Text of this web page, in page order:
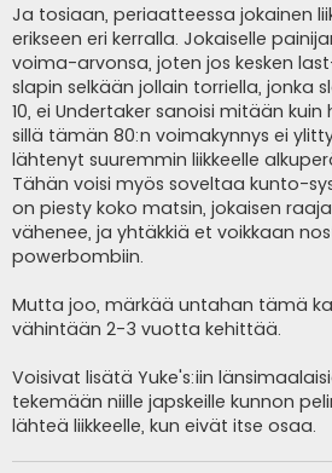
Ja tosiaan, periaatteessa jokainen
erikseen eri kerralla. Jokaiselle
voima-arvonsa, joten jos kesken
slapin selkään jollain torriella, jonka
10, ei Undertaker sanoisi mitään
sillä tämän 80:n voimakynnys ei
lähtenyt suuremmin liikkeelle
Tähän voisi myös soveltaa kunto-
on piesty koko matsin, jokaisen
vähenee, ja yhtäkkiä et voikkaan
powerbombiin.
Mutta joo, märkää untahan tämä
vähintään 2-3 vuotta kehittää.
Voisivat lisätä Yuke's:iin
tekemään niille japskeille kunnon
lähteä liikkeelle, kun eivät itse osaa.